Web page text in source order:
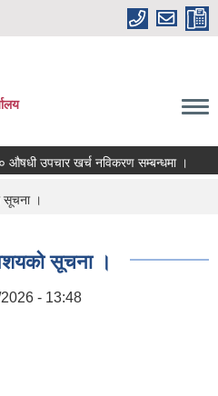
उपचार खर्च नविकरण सम्बन्धमा ।
सूचना ।
सूचना ।
- 13:48